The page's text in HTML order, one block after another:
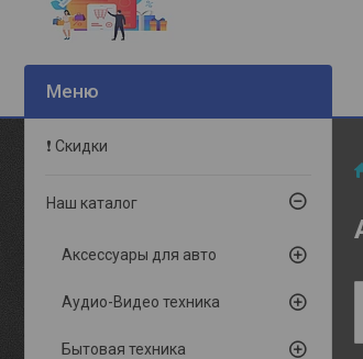
❗ Скидки
Наш каталог
Аксессуары для авто
Аудио-Видео техника
Бытовая техника